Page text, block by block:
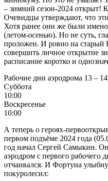
– зимний сезон-2024 открыт!
Очевидцы утверждают, что
Хотя ранее они же были
(летом-осенью). Но не суть,
проложен. И ровно на
совершить личное открытие
расписание коротко и
Рабочие дни аэродрома 13 –
Суббота
10:00
Воскресенье
10:00
А теперь о героях-
первом подъёме 2024 года
год начал Сергей Самыкин.
аэродром с первого рабочего
отчаивался. И Фортуна
покуролесил: